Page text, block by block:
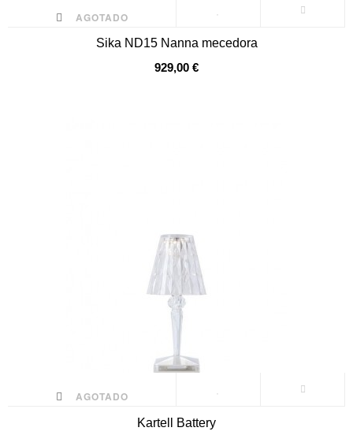
AGOTADO
Sika ND15 Nanna mecedora
929,00 €
AGOTADO
Kartell Battery